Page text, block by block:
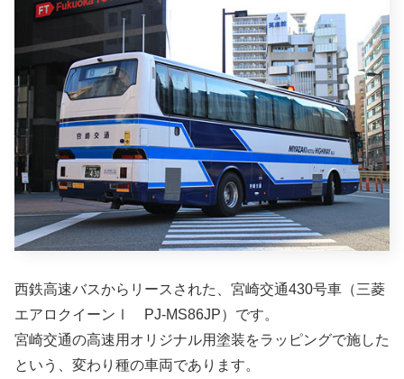
西鉄高速バスからリースされた、宮崎交通430号車（三菱
エアロクイーンⅠ PJ-MS86JP）です。
宮崎交通の高速用オリジナル用塗装をラッピングで施した
という、変わり種の車両であります。